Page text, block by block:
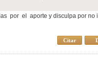
por el aporte y disculpa por no
Citar